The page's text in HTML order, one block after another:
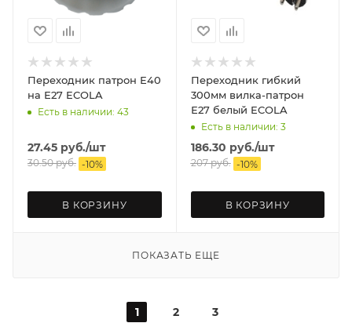
Переходник патрон Е40
на Е27 ECOLA
Есть в наличии: 43
27.45 руб./шт
30.50руб. -10%
В КОРЗИНУ
Переходник гибкий
300мм вилка-патрон
Е27 белый ECOLA
Есть в наличии: 3
186.30 руб./шт
207руб. -10%
В КОРЗИНУ
ПОКАЗАТЬ ЕЩЕ
1 2 3